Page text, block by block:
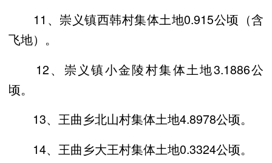
11、崇义镇西韩村集体土地0.915公顷（含
飞地）。
12、崇义镇小金陵村集体土地3.1886公
顷。
13、王曲乡北山村集体土地4.8978公顷。
14、王曲乡大王村集体土地0.3324公顷。